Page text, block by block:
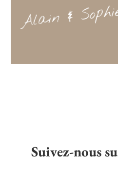
Alain &
Suivez-nous